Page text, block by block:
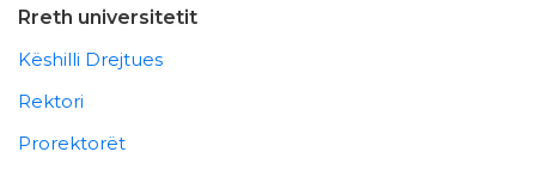
Rreth universitetit
Këshilli Drejtues
Rektori
Prorektorët